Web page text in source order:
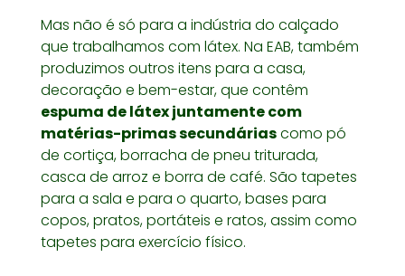
Mas não é só para a indústria do calçado
que trabalhamos com látex. Na EAB, também
produzimos outros itens para a casa,
decoração e bem-estar, que contêm
espuma de látex juntamente com
matérias-primas secundáriascomo pó
de cortiça, borracha de pneu triturada,
casca de arroz e borra de café. São tapetes
para a sala e para o quarto, bases para
copos, pratos, portáteis e ratos, assim como
tapetes para exercício físico.